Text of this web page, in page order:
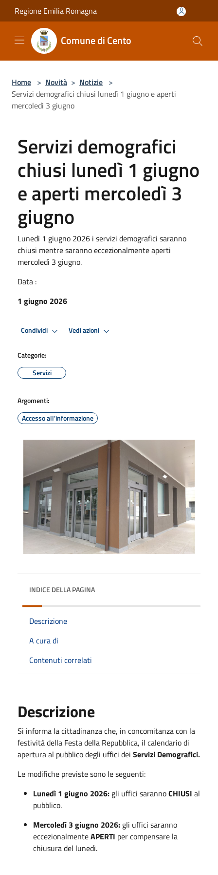
Salta al contenuto principale
Regione Emilia Romagna
Comune di Cento
Home > Novità > Notizie >
Servizi demografici chiusi lunedì 1 giugno e aperti
mercoledì 3 giugno
Servizi demografici
chiusi lunedì 1 giugno
e aperti mercoledì 3
giugno
Lunedì 1 giugno 2026 i servizi demografici saranno
chiusi mentre saranno eccezionalmente aperti
mercoledì 3 giugno.
Data :
1 giugno 2026
Condividi Vedi azioni
Categorie:
Servizi
Argomenti:
Accesso all'informazione
INDICE DELLA PAGINA
Descrizione
A cura di
Contenuti correlati
Descrizione
Si informa la cittadinanza che, in concomitanza con la
festività della Festa della Repubblica, il calendario di
apertura al pubblico degli uffici dei Servizi Demografici.
Le modifiche previste sono le seguenti:
Lunedì 1 giugno 2026: gli uffici sarannoCHIUSI al
pubblico.
Mercoledì 3 giugno 2026: gli uffici saranno
eccezionalmenteAPERTI per compensare la
chiusura del lunedì.